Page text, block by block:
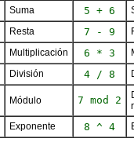
Suma 5 + 6
Resta 7 - 9
Multiplicación 6 * 3
División 4 / 8
Módulo 7 mod 2
Exponente 8 ^ 4